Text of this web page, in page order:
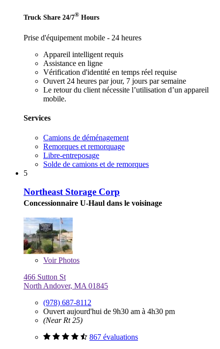
Truck Share 24/7® Hours
Prise d'équipement mobile - 24 heures
Appareil intelligent requis
Assistance en ligne
Vérification d'identité en temps réel requise
Ouvert 24 heures par jour, 7 jours par semaine
Le retour du client nécessite l’utilisation d’un appareil
mobile.
Services
Camions de déménagement
Remorques et remorquage
Libre-entreposage
Solde de camions et de remorques
5
Northeast Storage Corp
Concessionnaire U-Haul dans le voisinage
VoirPhotos
466 Sutton St
North Andover, MA 01845
(978) 687-8112
Ouvert aujourd'hui de 9h30 am à 4h30 pm
(Near Rt 25)
867 évaluations